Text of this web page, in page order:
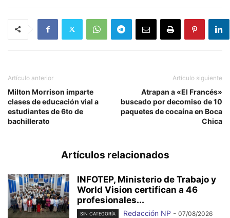
Artículo anterior
Milton Morrison imparte
clases de educación vial a
estudiantes de 6to de
bachillerato
Artículo siguiente
Atrapan a «El Francés»
buscado por decomiso de 10
paquetes de cocaína en Boca
Chica
Artículos relacionados
INFOTEP, Ministerio de Trabajo y
World Vision certifican a 46
profesionales...
SIN CATEGORÍA Redacción NP - 07/08/2026